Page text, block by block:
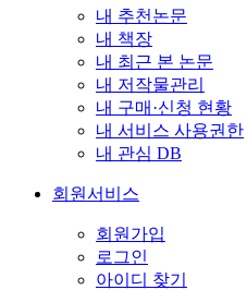
내 추천논문
내 책장
내 최근 본 논문
내 저작물관리
내 구매·신청 현황
내 서비스 사용권한
내 관심 DB
회원서비스
회원가입
로그인
아이디 찾기